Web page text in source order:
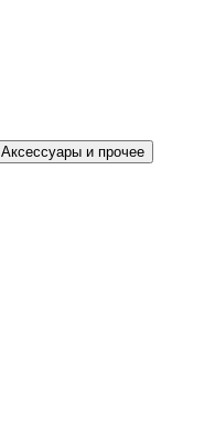
Аксессуары и прочее